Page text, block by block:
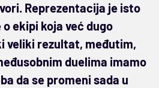
Reprezentacija je isto
ekipi koja već dugo
veliki rezultat, međutim,
duelima imamo
da se promeni sada u